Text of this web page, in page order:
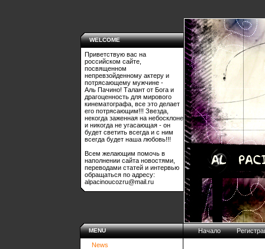
WELCOME
Приветствую вас на
российском сайте,
посвященном
непревзойденному актеру и
потрясающему мужчине -
Аль Пачино! Талант от Бога и
драгоценность для мирового
кинематографа, все это делает
его потрясающим!!! Звезда,
некогда заженная на небосклоне
и никогда не угасающая - он
будет светить всегда и с ним
всегда будет наша любовь!!!
Всем желающим помочь в
наполнении сайта новостями,
переводами статей и интервью
обращаться по адресу:
alpacinoucozru@mail.ru
MENU
News
Начало